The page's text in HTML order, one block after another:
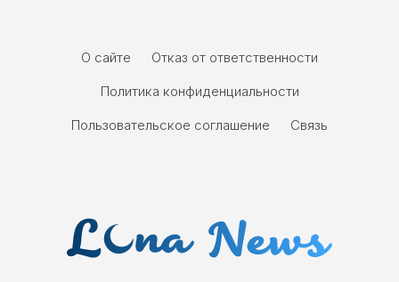
О сайте
Отказ от ответственности
Политика конфиденциальности
Пользовательское соглашение
Связь